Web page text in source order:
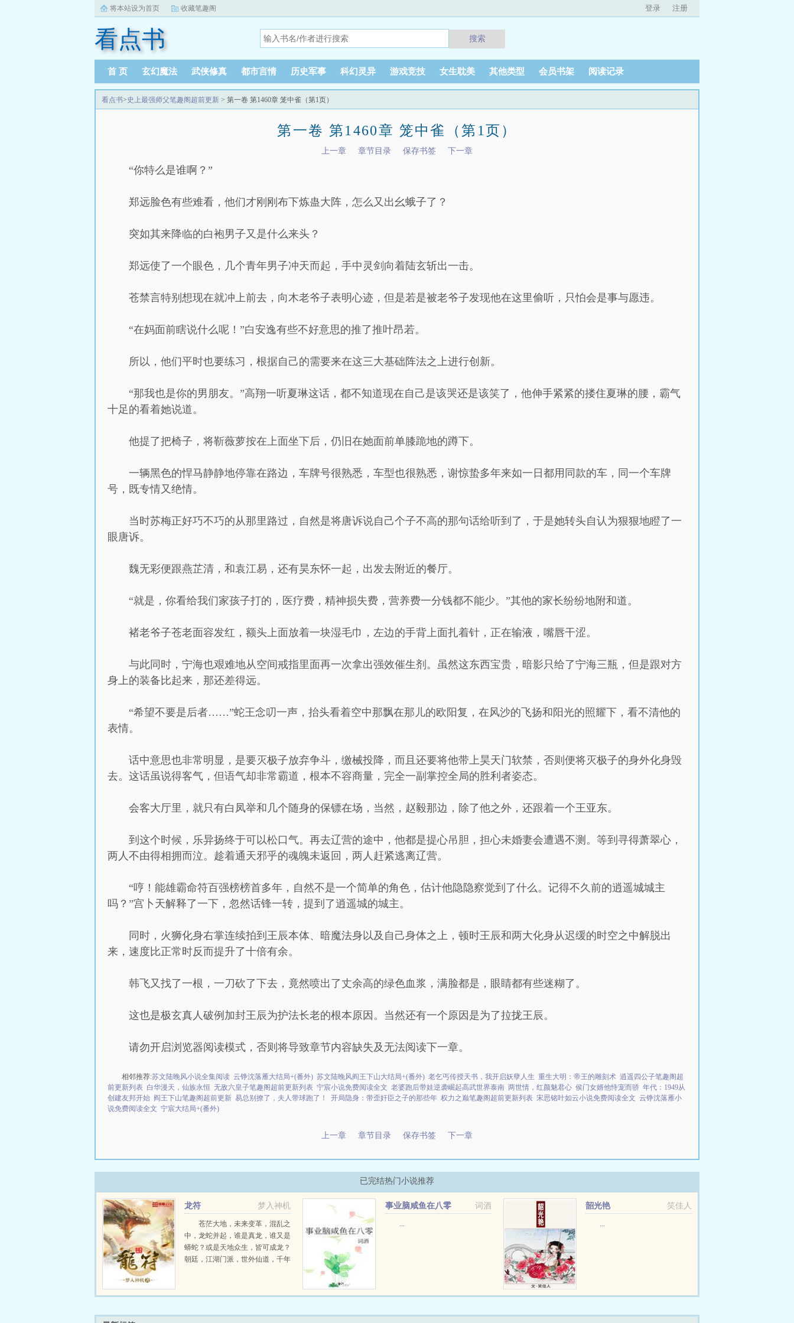
将本站设为首页 收藏笔趣阁 登录 注册
看点书 搜索
首 页 玄幻魔法 武侠修真 都市言情 历史军事 科幻灵异 游戏竞技 女生耽美 其他类型 会员书架 阅读记录
看点书>史上最强师父笔趣阁超前更新 > 第一卷 第1460章 笼中雀（第1页）
第一卷 第1460章 笼中雀（第1页）
上一章 章节目录 保存书签 下一章
“你特么是谁啊？”
郑远脸色有些难看，他们才刚刚布下炼蛊大阵，怎么又出幺蛾子了？
突如其来降临的白袍男子又是什么来头？
郑远使了一个眼色，几个青年男子冲天而起，手中灵剑向着陆玄斩出一击。
苍禁言特别想现在就冲上前去，向木老爷子表明心迹，但是若是被老爷子发现他在这里偷听，只怕会是事与愿违。
“在妈面前瞎说什么呢！”白安逸有些不好意思的推了推叶昂若。
所以，他们平时也要练习，根据自己的需要来在这三大基础阵法之上进行创新。
“那我也是你的男朋友。”高翔一听夏琳这话，都不知道现在自己是该哭还是该笑了，他伸手紧紧的搂住夏琳的腰，霸气
十足的看着她说道。
他提了把椅子，将靳薇萝按在上面坐下后，仍旧在她面前单膝跪地的蹲下。
一辆黑色的悍马静静地停靠在路边，车牌号很熟悉，车型也很熟悉，谢惊蛰多年来如一日都用同款的车，同一个车牌
号，既专情又绝情。
当时苏梅正好巧不巧的从那里路过，自然是将唐诉说自己个子不高的那句话给听到了，于是她转头自认为狠狠地瞪了一
眼唐诉。
魏无彩便跟燕芷清，和袁江易，还有昊东怀一起，出发去附近的餐厅。
“就是，你看给我们家孩子打的，医疗费，精神损失费，营养费一分钱都不能少。”其他的家长纷纷地附和道。
褚老爷子苍老面容发红，额头上面放着一块湿毛巾，左边的手背上面扎着针，正在输液，嘴唇干涩。
与此同时，宁海也艰难地从空间戒指里面再一次拿出强效催生剂。虽然这东西宝贵，暗影只给了宁海三瓶，但是跟对方
身上的装备比起来，那还差得远。
“希望不要是后者……”蛇王念叨一声，抬头看着空中那飘在那儿的欧阳复，在风沙的飞扬和阳光的照耀下，看不清他的
表情。
话中意思也非常明显，是要灭极子放弃争斗，缴械投降，而且还要将他带上昊天门软禁，否则便将灭极子的身外化身毁
去。这话虽说得客气，但语气却非常霸道，根本不容商量，完全一副掌控全局的胜利者姿态。
会客大厅里，就只有白凤举和几个随身的保镖在场，当然，赵毅那边，除了他之外，还跟着一个王亚东。
到这个时候，乐异扬终于可以松口气。再去辽营的途中，他都是提心吊胆，担心未婚妻会遭遇不测。等到寻得萧翠心，
两人不由得相拥而泣。趁着通天邪乎的魂魄未返回，两人赶紧逃离辽营。
“哼！能雄霸命符百强榜榜首多年，自然不是一个简单的角色，估计他隐隐察觉到了什么。记得不久前的逍遥城城主
吗？”宫卜天解释了一下，忽然话锋一转，提到了逍遥城的城主。
同时，火狮化身右掌连续拍到王辰本体、暗魔法身以及自己身体之上，顿时王辰和两大化身从迟缓的时空之中解脱出
来，速度比正常时反而提升了十倍有余。
韩飞又找了一根，一刀砍了下去，竟然喷出了丈余高的绿色血浆，满脸都是，眼睛都有些迷糊了。
这也是极玄真人破例加封王辰为护法长老的根本原因。当然还有一个原因是为了拉拢王辰。
请勿开启浏览器阅读模式，否则将导致章节内容缺失及无法阅读下一章。
相邻推荐:苏文陆晚风小说全集阅读 云铮沈落雁大结局+(番外) 苏文陆晚风阎王下山大结局+(番外) 老乞丐传授天书，我开启妖孽人生 重生大明：帝王的雕刻术 逍遥四公子笔趣阁超
前更新列表 白华漫天，仙族永恒 无敌六皇子笔趣阁超前更新列表 宁宸小说免费阅读全文 老婆跑后带娃逆袭崛起高武世界泰南 两世情，红颜魅君心 侯门女婿他恃宠而骄 年代：1949从
创建友邦开始 阎王下山笔趣阁超前更新 易总别撩了，夫人带球跑了！ 开局隐身：带歪奸臣之子的那些年 权力之巅笔趣阁超前更新列表 宋思铭叶如云小说免费阅读全文 云铮沈落雁小
说免费阅读全文 宁宸大结局+(番外)
上一章 章节目录 保存书签 下一章
已完结热门小说推荐
梦入神机
龙符
苍茫大地，未来变革，混乱之
中，龙蛇并起，谁是真龙，谁又是
蟒蛇？或是天地众生，皆可成龙？
朝廷，江湖门派，世外仙道，千年
会。...
词酒
事业脑咸鱼在八零
...
笑佳人
韶光艳
...